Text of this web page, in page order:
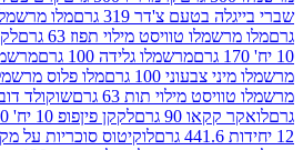
צ'דר 319 גרם
טוויסט מילוי תפוז 63 גרם
לקקן פיןפופ-
מרשמלו גלידה 100 גרם
מרשמלו גלידה 25 גרם
100 גרם
מלו פלוס מרשמלו מיני ורוד לבן
מילוי תות 63 גרם
שוקולד דובאי 60 גרם
90 גרם
לקקן פיןפופ 10 יח' 170 גרם